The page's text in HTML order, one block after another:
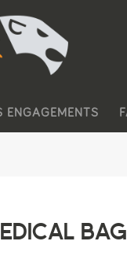
ENGAGEMENTS